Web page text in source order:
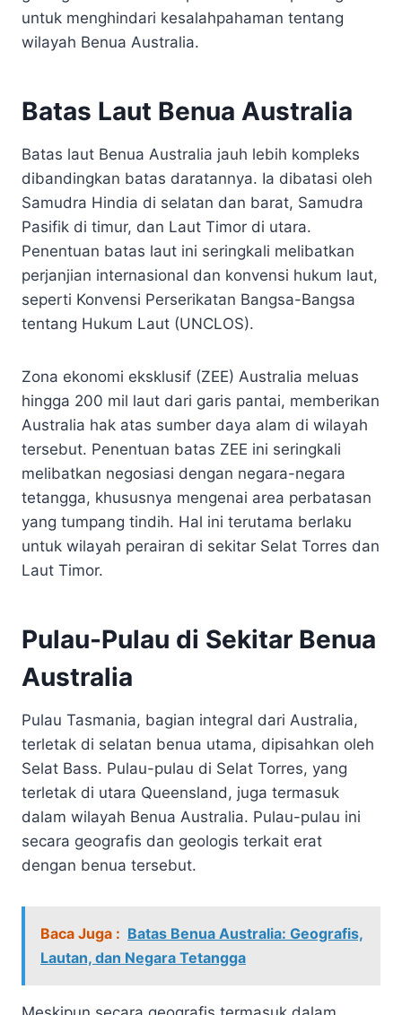
untuk menghindari kesalahpahaman tentang
wilayah Benua Australia.
Batas Laut Benua Australia
Batas laut Benua Australia jauh lebih kompleks
dibandingkan batas daratannya. Ia dibatasi oleh
Samudra Hindia di selatan dan barat, Samudra
Pasifik di timur, dan Laut Timor di utara.
Penentuan batas laut ini seringkali melibatkan
perjanjian internasional dan konvensi hukum laut,
seperti Konvensi Perserikatan Bangsa-Bangsa
tentang Hukum Laut (UNCLOS).
Zona ekonomi eksklusif (ZEE) Australia meluas
hingga 200 mil laut dari garis pantai, memberikan
Australia hak atas sumber daya alam di wilayah
tersebut. Penentuan batas ZEE ini seringkali
melibatkan negosiasi dengan negara-negara
tetangga, khususnya mengenai area perbatasan
yang tumpang tindih. Hal ini terutama berlaku
untuk wilayah perairan di sekitar Selat Torres dan
Laut Timor.
Pulau-Pulau di Sekitar Benua
Australia
Pulau Tasmania, bagian integral dari Australia,
terletak di selatan benua utama, dipisahkan oleh
Selat Bass. Pulau-pulau di Selat Torres, yang
terletak di utara Queensland, juga termasuk
dalam wilayah Benua Australia. Pulau-pulau ini
secara geografis dan geologis terkait erat
dengan benua tersebut.
Baca Juga : Batas Benua Australia: Geografis,
Lautan, dan Negara Tetangga